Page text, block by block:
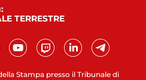
Stampa presso il Tribunale di
TERRESTRE